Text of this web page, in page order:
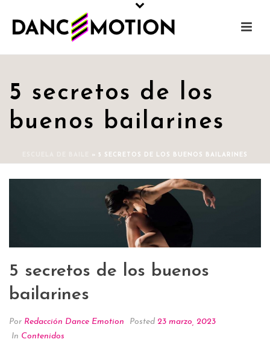
5 secretos de los
buenos bailarines
» 5 SECRETOS DE LOS BUENOS BAILARINES
5 secretos de los buenos
bailarines
Por Redacción Dance Emotion Posted 23 marzo, 2023
In Contenidos